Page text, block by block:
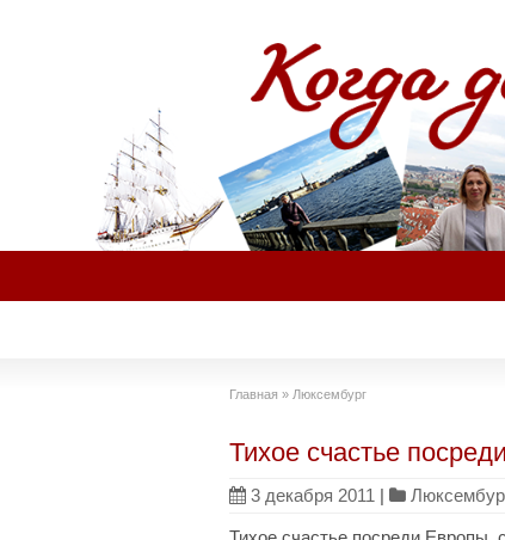
Главная » Люксембург
Тихое счастье
3 декабря 2011 |